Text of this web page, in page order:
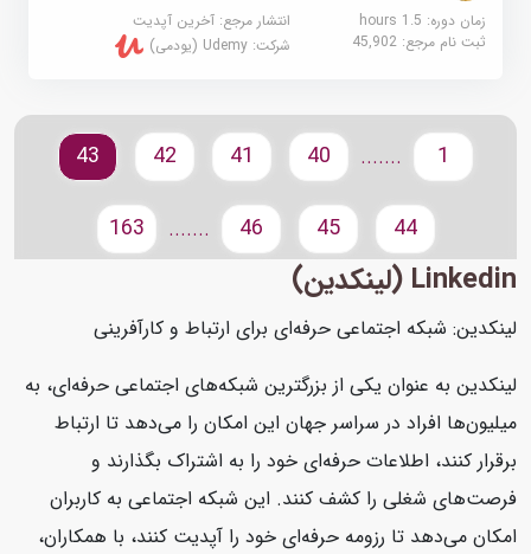
زمان دوره: 1.5 hours
انتشار مرجع:آخرین آپدیت
ثبت نام مرجع:45,902 شرکت:Udemy (یودمی)
.......
40
41
42
43
44
45
46
.......
163
Linkedin (لینکدین)
لینکدین: شبکه اجتماعی حرفه‌ای برای ارتباط و کارآفرینی
لینکدین به عنوان یکی از بزرگترین شبکه‌های اجتماعی حرفه‌ای، به
میلیون‌ها افراد در سراسر جهان این امکان را می‌دهد تا ارتباط
برقرار کنند، اطلاعات حرفه‌ای خود را به اشتراک بگذارند و
فرصت‌های شغلی را کشف کنند. این شبکه اجتماعی به کاربران
امکان می‌دهد تا رزومه حرفه‌ای خود را آپدیت کنند، با همکاران،